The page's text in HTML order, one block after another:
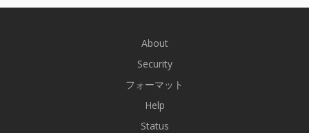
About
Security
フォーマット
Help
Status